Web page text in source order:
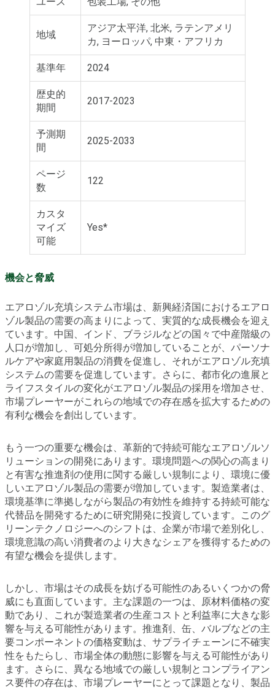
地域
アジア太平洋, 北米, ラテンアメリ
カ, ヨーロッパ, 中東・アフリカ
基準年 2024
歴史的
期間
2017-2023
予測期
間
2025-2033
ページ
数
122
カスタ
マイズ
可能
Yes*
機会と脅威
エアロゾル充填システム市場は、新興経済国におけるエアロ
ゾル製品の需要の高まりによって、実質的な成長機会を迎え
ています。中国、インド、ブラジルなどの国々で中産階級の
人口が増加し、可処分所得が増加していることが、パーソナ
ルケアや家庭用製品の消費を促進し、それがエアロゾル充填
システムの需要を促進しています。さらに、都市化の進展と
ライフスタイルの変化がエアロゾル製品の採用を増加させ、
市場プレーヤーがこれらの地域での存在感を拡大するための
有利な機会を創出しています。
もう一つの重要な機会は、革新的で持続可能なエアロゾルソ
リューションの開発にあります。環境問題への関心の高まり
と有害な推進剤の使用に関する厳しい規制により、環境に優
しいエアロゾル製品の需要が増加しています。製造業者は、
環境基準に準拠しながら製品の有効性を維持する持続可能な
代替品を開発するために研究開発に投資しています。このグ
リーンテクノロジーへのシフトは、企業が市場で差別化し、
環境意識の高い消費者のより大きなシェアを獲得するための
有望な機会を提供します。
しかし、市場はその成長を妨げる可能性のあるいくつかの脅
威にも直面しています。主な課題の一つは、原材料価格の変
動であり、これが製造業者の生産コストと利益率に大きな影
響を与える可能性があります。推進剤、缶、バルブなどの主
要コンポーネントの価格変動は、サプライチェーンに不確実
性をもたらし、市場全体の動態に影響を与える可能性があり
ます。さらに、異なる地域での厳しい規制とコンプライアン
ス要件の存在は、市場プレーヤーにとって課題となり、製品